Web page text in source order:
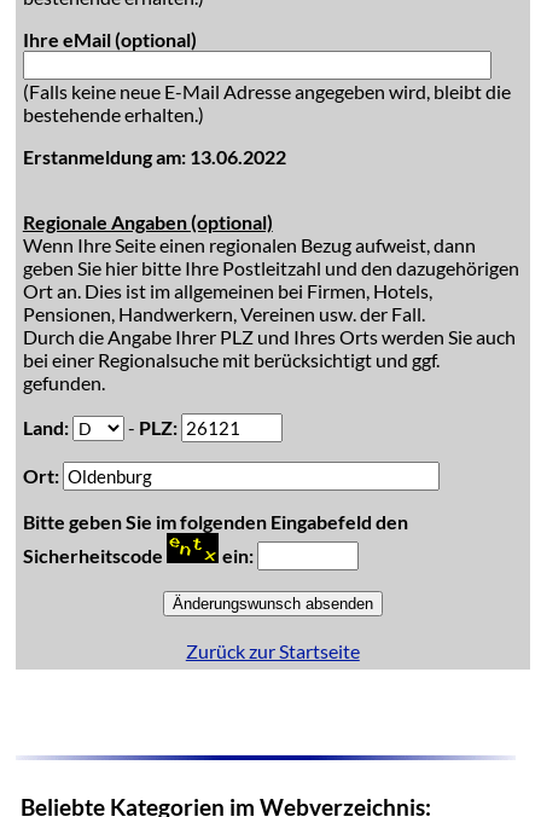
Ihre eMail (optional)
(Falls keine neue E-Mail Adresse angegeben wird, bleibt die
bestehende erhalten.)
Erstanmeldung am: 13.06.2022
Regionale Angaben (optional)
Wenn Ihre Seite einen regionalen Bezug aufweist, dann
geben Sie hier bitte Ihre Postleitzahl und den dazugehörigen
Ort an. Dies ist im allgemeinen bei Firmen, Hotels,
Pensionen, Handwerkern, Vereinen usw. der Fall.
Durch die Angabe Ihrer PLZ und Ihres Orts werden Sie auch
bei einer Regionalsuche mit berücksichtigt und ggf.
gefunden.
Land:
- PLZ:
Ort:
Bitte geben Sie im folgenden Eingabefeld den
Sicherheitscode
ein:
Zurück zur Startseite
Beliebte Kategorien im Webverzeichnis: